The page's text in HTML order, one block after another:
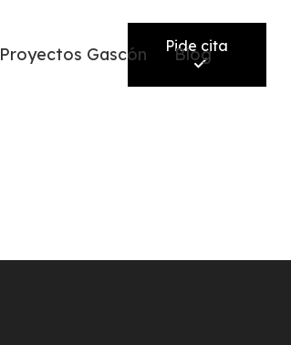
Proyectos Gascón Blog
Pide cita